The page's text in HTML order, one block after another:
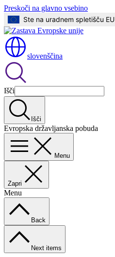
Preskoči na glavno vsebino
Ste na uradnem spletišču EU
slovenščina
Išči
Išči
Evropska državljanska pobuda
Menu
Zapri
Menu
Back
Next items